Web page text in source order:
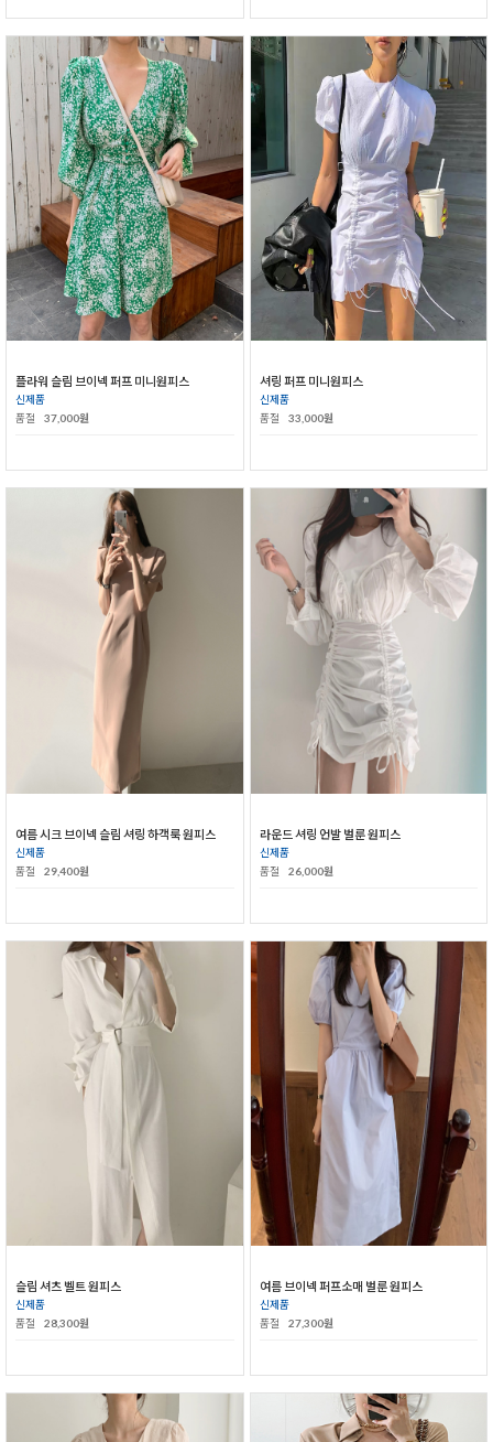
플라워 슬림 브이넥 퍼프 미니원피스
신제품
품절
37,000원
셔링 퍼프 미니원피스
신제품
품절
33,000원
여름 시크 브이넥 슬림 셔링 하객룩 원피스
신제품
품절
29,400원
라운드 셔링 언발 벌룬 원피스
신제품
품절
26,000원
슬림 셔츠 벨트 원피스
신제품
품절
28,300원
여름 브이넥 퍼프소매 벌룬 원피스
신제품
품절
27,300원